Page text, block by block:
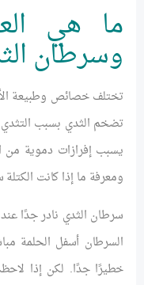
ما هي
وسرطان
تختلف خصائص وطبيعة
تضخم الثدي بسبب التثدي.
يسبب إفرازات دموية من
ومعرفة ما إذا كانت الكتلة
سرطان الثدي نادر جدًا عند
السرطان أسفل الحلمة
خطيرًا جدًا. لكن إذا